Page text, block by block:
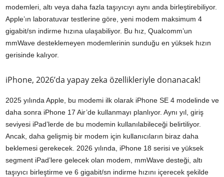
modemleri, altı veya daha fazla taşıyıcıyı aynı anda birleştirebiliyor.
Apple’ın laboratuvar testlerine göre, yeni modem maksimum 4
gigabit/sn indirme hızına ulaşabiliyor. Bu hız, Qualcomm’un
mmWave desteklemeyen modemlerinin sunduğu en yüksek hızın
gerisinde kalıyor.
iPhone, 2026’da yapay zeka özellikleriyle donanacak!
2025 yılında Apple, bu modemi ilk olarak iPhone SE 4 modelinde ve
daha sonra iPhone 17 Air’de kullanmayı planlıyor. Aynı yıl, giriş
seviyesi iPad’lerde de bu modemin kullanılabileceği belirtiliyor.
Ancak, daha gelişmiş bir modem için kullanıcıların biraz daha
beklemesi gerekecek. 2026 yılında, iPhone 18 serisi ve yüksek
segment iPad’lere gelecek olan modem, mmWave desteği, altı
taşıyıcı birleştirme ve 6 gigabit/sn indirme hızını içerecek şekilde